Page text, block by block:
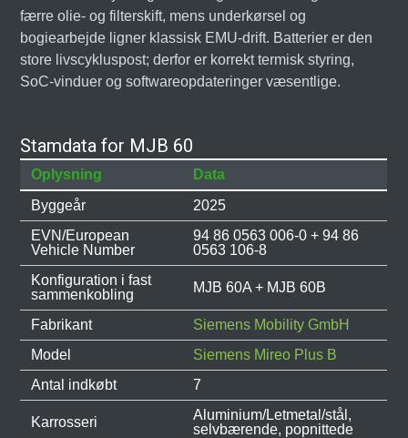
færre olie- og filterskift, mens underkørsel og
bogiearbejde ligner klassisk EMU-drift. Batterier er den
store livscykluspost; derfor er korrekt termisk styring,
SoC-vinduer og softwareopdateringer væsentlige.
Stamdata for MJB 60
Oplysning
Data
Byggeår
2025
EVN/European
Vehicle Number
94 86 0563 006-0 + 94 86
0563 106-8
Konfiguration i fast
sammenkobling
MJB 60A + MJB 60B
Fabrikant
Siemens Mobility GmbH
Model
Siemens Mireo Plus B
Antal indkøbt
7
Karrosseri
Aluminium/Letmetal/stål,
selvbærende, popnittede